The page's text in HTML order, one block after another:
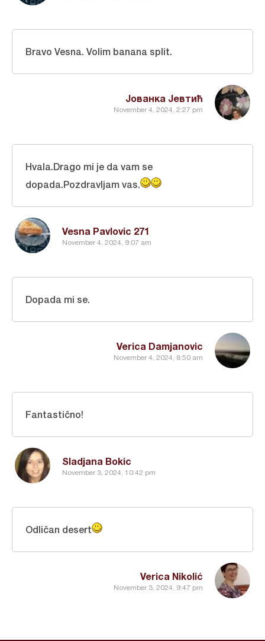
Јованка Јевтић
November 4, 2024, 2:27 pm
Bravo Vesna. Volim banana split.
Vesna Pavlovic 271
November 4, 2024, 9:07 am
Hvala.Drago mi je da vam se
dopada.Pozdravljam vas.
Verica Damjanovic
November 4, 2024, 8:50 am
Dopada mi se.
Sladjana Bokic
November 3, 2024, 10:42 pm
Fantastično!
Verica Nikolić
November 3, 2024, 9:47 pm
Odličan desert